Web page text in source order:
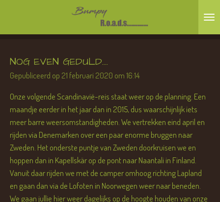
naar
hoofdinhoud
NOG EVEN GEDULD....
Gepubliceerd op 21 februari 2020 om 16:14
Onze volgende Scandinavië-reis staat weer op de planning. Een
maandje eerder in het jaar dan in 2015, dus waarschijnlijk iets
meer barre weersomstandigheden. We vertrekken eind april en
rijden via Denemarken over een paar enorme bruggen naar
Zweden. Het onderste puntje van Zweden doorkruisen we en
hoppen dan in Kapellskär op de pont naar Naantali in Finland.
Vanuit daar rijden we met de camper omhoog richting Lapland
en gaan dan via de Lofoten in Noorwegen weer naar beneden.
We gaan jullie hier weer dagelijks op de hoogte houden van onze